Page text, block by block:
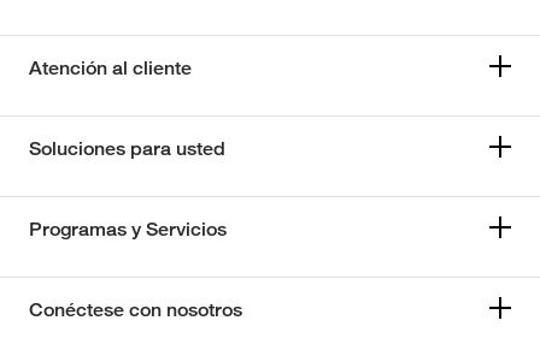
Atención al cliente
Soluciones para usted
Programas y Servicios
Conéctese con nosotros